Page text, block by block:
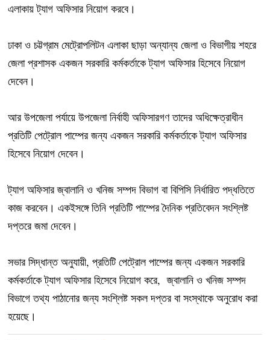
এলাকায় ট্যাগ অফিসার নিয়োগ করবে।
ঢাকা ও চট্টগ্রাম মেট্রোপলিটন এলাকা ছাড়া অন্যান্য জেলা ও বিভাগীয় শহরে
জেলা প্রশাসক একজন সরকারি কর্মকর্তাকে ট্যাগ অফিসার হিসেবে নিয়োগ
দেবেন।
আর উপজেলা পর্যায়ে উপজেলা নির্বাহী অফিসারগণ তাদের অধিক্ষেত্রাধীন
প্রতিটি পেট্রোল পাম্পের জন্য একজন সরকারি কর্মকর্তাকে ট্যাগ অফিসার
হিসেবে নিয়োগ দেবেন।
ট্যাগ অফিসার জ্বালানি ও খনিজ সম্পদ বিভাগ বা বিপিসি নির্ধারিত পদ্ধতিতে
কাজ করবেন। একইসঙ্গে তিনি প্রতিটি পাম্পের দৈনিক প্রতিবেদন সংশ্লিষ্ট
দপ্তরে জমা দেবেন।
সভার সিদ্ধান্ত অনুযায়ী, প্রতিটি পেট্রোল পাম্পের জন্য একজন সরকারি
কর্মকর্তাকে ট্যাগ অফিসার হিসেবে নিয়োগ করে, জ্বালানি ও খনিজ সম্পদ
বিভাগে তথ্য পাঠানোর জন্য সংশ্লিষ্ট সকল দপ্তর বা সংস্থাকে অনুরোধ করা
হয়েছে।